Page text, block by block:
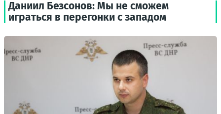
Даниил Безсонов: Мы не сможем
играться в перегонки с западом